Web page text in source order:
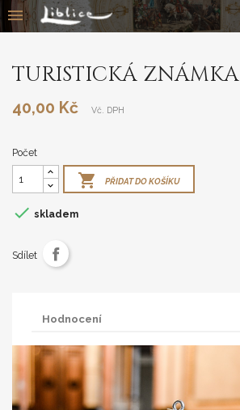

TURISTICKÁ ZNÁMKA
40,00 Kč Vč. DPH
Počet
 PŘIDAT DO KOŠÍKU
 skladem
Sdílet
Hodnocení